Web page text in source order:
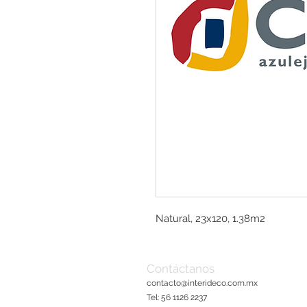
Natural, 23x120, 1.38m2
Contáctanos
contacto@interideco.com.mx
Tel: 56 1126 2237